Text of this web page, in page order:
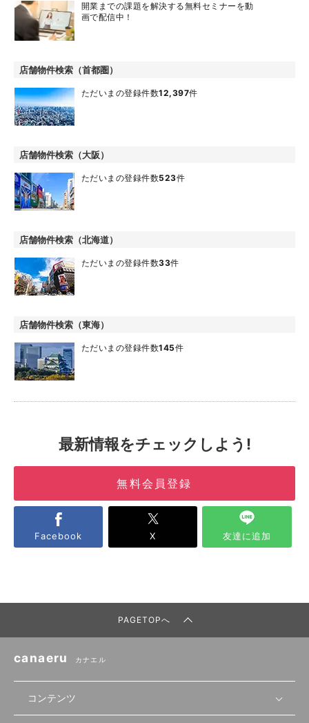
開業までの課題を解決する無料セミナーを動
画で配信中！
店舗物件検索（首都圏）
ただいまの登録件数12,397件
店舗物件検索（大阪）
ただいまの登録件数523件
店舗物件検索（北海道）
ただいまの登録件数33件
店舗物件検索（東海）
ただいまの登録件数145件
最新情報をチェックしよう!
無料会員登録
Facebook X 友達に追加
PAGETOPへ
canaeru カナエル
コンテンツ